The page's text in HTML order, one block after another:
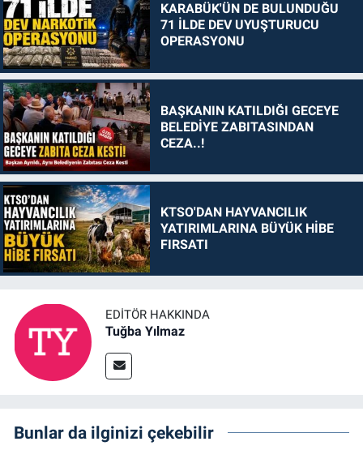
KARABÜK'ÜN DE BULUNDUĞU
71 İLDE DEV UYUŞTURUCU
OPERASYONU
BAŞKANIN KATILDIĞI GECEYE
BELEDİYE ZABITASINDAN
CEZA..!
KTSO'DAN HAYVANCILIK
YATIRIMLARINA BÜYÜK HİBE
FIRSATI
EDITÖR HAKKINDA
Tuğba Yılmaz
Bunlar da ilginizi çekebilir